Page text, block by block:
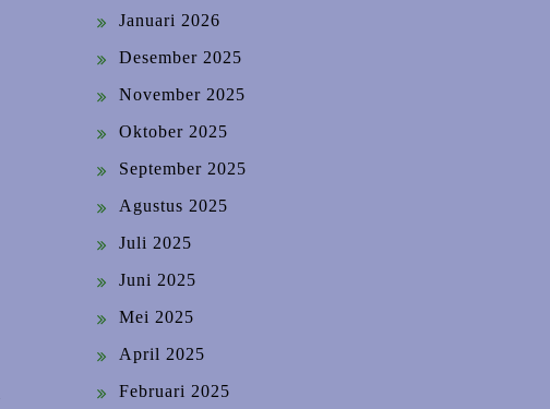
Januari 2026
Desember 2025
November 2025
Oktober 2025
September 2025
Agustus 2025
Juli 2025
Juni 2025
Mei 2025
April 2025
Februari 2025